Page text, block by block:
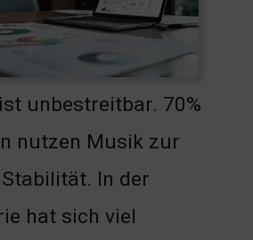
unbestreitbar. 70%
nutzen Musik zur
In der
hat sich viel